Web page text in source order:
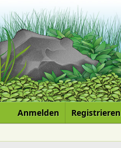
Anmelden Registrieren